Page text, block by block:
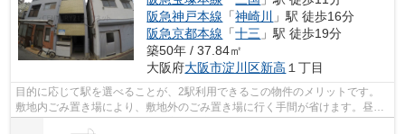
阪急神戸本線 「神崎川
」駅 徒歩16分
阪急京都本線 「十三 」駅 徒歩19分
築50年 / 37.84㎡
大阪府大阪市淀川区新高 １丁目
目的に応じて駅を選べることが、2駅利用できるこの物件のメリットです。
敷地内ごみ置き場により、敷地外のごみ置き場に行く手間が省けます。昼間